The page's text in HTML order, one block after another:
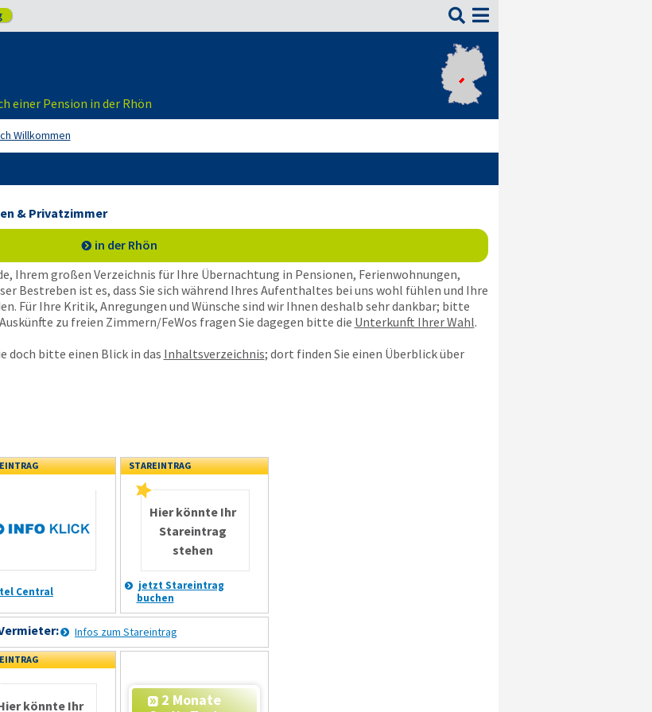

einer Pension in der Rhön
Willkommen
& Privatzimmer
in der Rhön
Ihrem großen Verzeichnis für Ihre Übernachtung in Pensionen, Ferienwohnungen,
Bestreben ist es, dass Sie sich während Ihres Aufenthaltes bei uns wohl fühlen und Ihre
Für Ihre Kritik, Anregungen und Wünsche sind wir Ihnen deshalb sehr dankbar; bitte
Auskünfte zu freien Zimmern/FeWos fragen Sie dagegen bitte die Unterkunft Ihrer Wahl.
doch bitte einen Blick in das Inhaltsverzeichnis; dort finden Sie einen Überblick über
Central
STAREINTRAG
Hier könnte Ihr
Stareintrag
stehen
jetzt Stareintrag
buchen
Infos zum Stareintrag
könnte Ihr
2 Monate